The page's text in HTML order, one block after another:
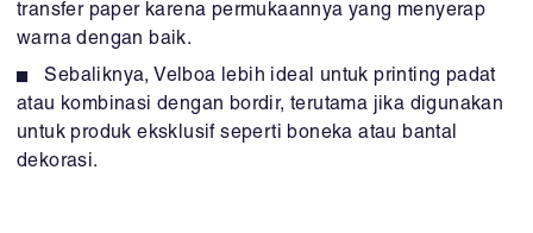
transfer paper karena permukaannya yang menyerap
warna dengan baik.
Sebaliknya, Velboa lebih ideal untuk printing padat
atau kombinasi dengan bordir, terutama jika digunakan
untuk produk eksklusif seperti boneka atau bantal
dekorasi.